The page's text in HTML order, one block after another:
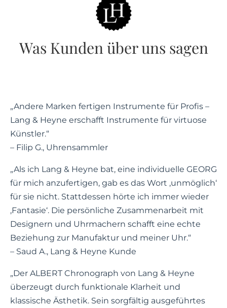
Was Kunden über uns sagen
„Andere Marken fertigen Instrumente für Profis –
Lang & Heyne erschafft Instrumente für virtuose
Künstler.“
– Filip G., Uhrensammler
„Als ich Lang & Heyne bat, eine individuelle GEORG
für mich anzufertigen, gab es das Wort ‚unmöglich‘
für sie nicht. Stattdessen hörte ich immer wieder
‚Fantasie‘. Die persönliche Zusammenarbeit mit
Designern und Uhrmachern schafft eine echte
Beziehung zur Manufaktur und meiner Uhr.“
– Saud A., Lang & Heyne Kunde
„Der ALBERT Chronograph von Lang & Heyne
überzeugt durch funktionale Klarheit und
klassische Ästhetik. Sein sorgfältig ausgeführtes